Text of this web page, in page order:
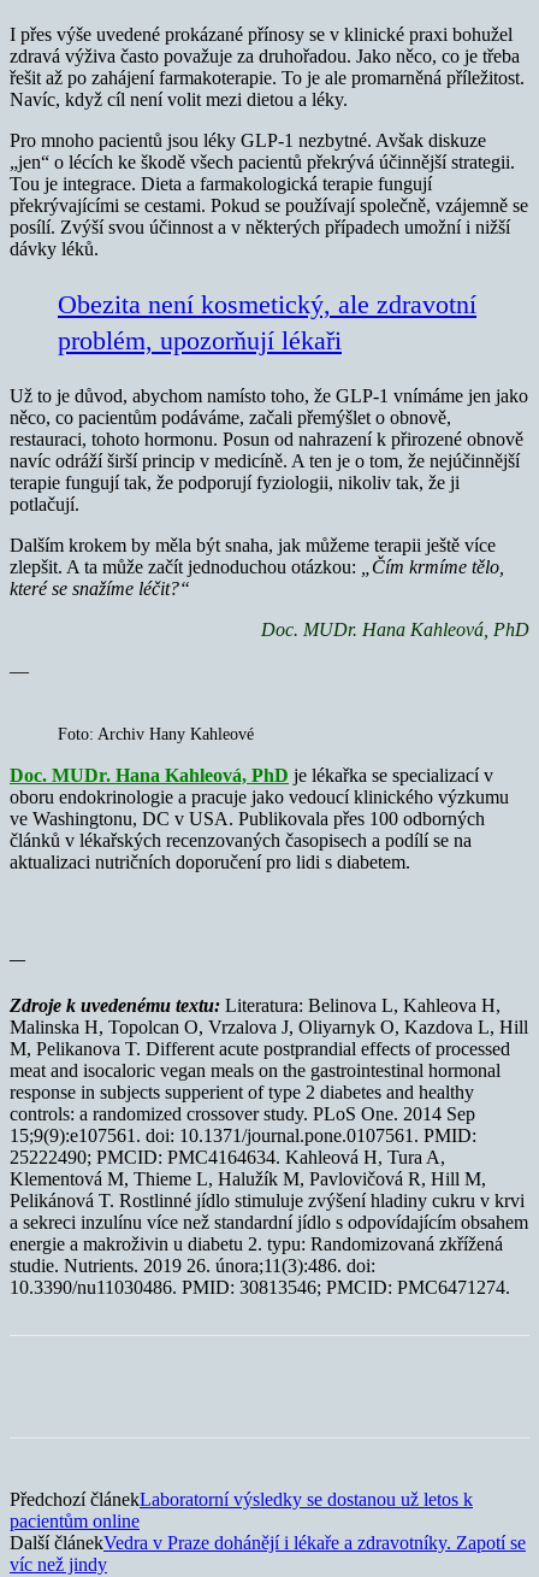
I přes výše uvedené prokázané přínosy se v klinické praxi bohužel
zdravá výživa často považuje za druhořadou. Jako něco, co je třeba
řešit až po zahájení farmakoterapie. To je ale promarněná příležitost.
Navíc, když cíl není volit mezi dietou a léky.
Pro mnoho pacientů jsou léky GLP-1 nezbytné. Avšak diskuze
„jen“ o lécích ke škodě všech pacientů překrývá účinnější strategii.
Tou je integrace. Dieta a farmakologická terapie fungují
překrývajícími se cestami. Pokud se používají společně, vzájemně se
posílí. Zvýší svou účinnost a v některých případech umožní i nižší
dávky léků.
Obezita není kosmetický, ale zdravotní
problém, upozorňují lékaři
Už to je důvod, abychom namísto toho, že GLP-1 vnímáme jen jako
něco, co pacientům podáváme, začali přemýšlet o obnově,
restauraci, tohoto hormonu. Posun od nahrazení k přirozené obnově
navíc odráží širší princip v medicíně. A ten je o tom, že nejúčinnější
terapie fungují tak, že podporují fyziologii, nikoliv tak, že ji
potlačují.
Dalším krokem by měla být snaha, jak můžeme terapii ještě více
zlepšit. A ta může začít jednoduchou otázkou: „Čím krmíme tělo,
které se snažíme léčit?“
Doc. MUDr. Hana Kahleová, PhD
—
Foto: Archiv Hany Kahleové
Doc. MUDr. Hana Kahleová, PhD je lékařka se specializací v
oboru endokrinologie a pracuje jako vedoucí klinického výzkumu
ve Washingtonu, DC v USA. Publikovala přes 100 odborných
článků v lékařských recenzovaných časopisech a podílí se na
aktualizaci nutričních doporučení pro lidi s diabetem.
—
Zdroje k uvedenému textu: Literatura: Belinova L, Kahleova H,
Malinska H, ​​​​Topolcan O, Vrzalova J, Oliyarnyk O, Kazdova L, Hill
M, Pelikanova T. Different acute postprandial effects of processed
meat and isocaloric vegan meals on the gastrointestinal hormonal
response in subjects supperient of type 2 diabetes and healthy
controls: a randomized crossover study. PLoS One. 2014 Sep
15;9(9):e107561. doi: 10.1371/journal.pone.0107561. PMID:
25222490; PMCID: PMC4164634. Kahleová H, Tura A,
Klementová M, Thieme L, Halužík M, Pavlovičová R, Hill M,
Pelikánová T. Rostlinné jídlo stimuluje zvýšení hladiny cukru v krvi
a sekreci inzulínu více než standardní jídlo s odpovídajícím obsahem
energie a makroživin u diabetu 2. typu: Randomizovaná zkřížená
studie. Nutrients. 2019 26. února;11(3):486. doi:
10.3390/nu11030486. PMID: 30813546; PMCID: PMC6471274.
Předchozí článekLaboratorní výsledky se dostanou už letos k
pacientům online
Další článekVedra v Praze dohánějí i lékaře a zdravotníky. Zapotí se
víc než jindy